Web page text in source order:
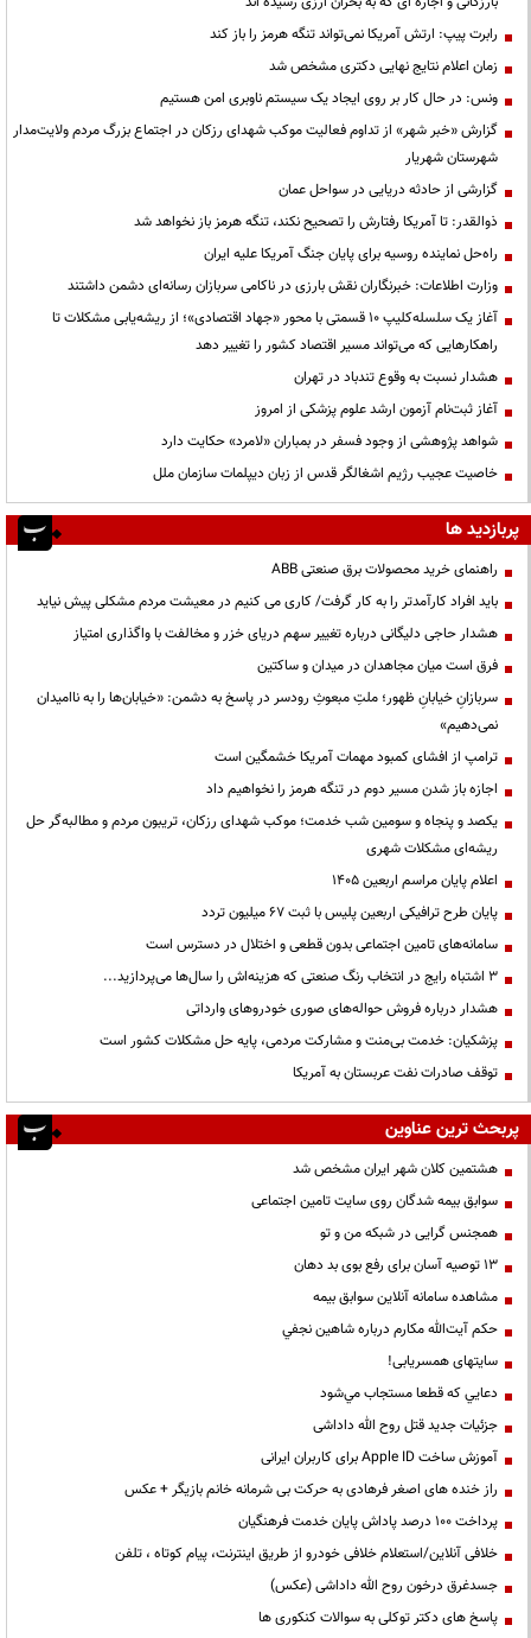
رابرت پیپ: ارتش آمریکا نمی‌تواند تنگه هرمز را باز کند
زمان اعلام نتایج نهایی دکتری مشخص شد
ونس: در حال کار بر روی ایجاد یک سیستم ناوبری امن هستیم
گزارش «خبر شهر» از تداوم فعالیت موکب شهدای رزکان در اجتماع بزرگ مردم ولایت‌مدار
شهرستان شهریار
گزارشی از حادثه دریایی در سواحل عمان
ذوالقدر: تا آمریکا رفتارش را تصحیح نکند، تنگه هرمز باز نخواهد شد
راه‌حل نماینده روسیه برای پایان جنگ آمریکا علیه ایران
وزارت اطلاعات: خبرنگاران نقش بارزی در ناکامی سربازان رسانه‌ای دشمن داشتند
آغاز یک سلسله‌کلیپ ۱۰ قسمتی با محور «جهاد اقتصادی»؛ از ریشه‌یابی مشکلات تا
راهکارهایی که می‌تواند مسیر اقتصاد کشور را تغییر دهد
هشدار نسبت به وقوع تندباد در تهران
آغاز ثبت‌نام آزمون ارشد علوم پزشکی از امروز
شواهد پژوهشی از وجود فسفر در بمباران «لامرد» حکایت دارد
خاصیت عجیب رژیم اشغالگر قدس از زبان دیپلمات سازمان ملل
پربازدید ها
راهنمای خرید محصولات برق صنعتی ABB
باید افراد کارآمدتر را به کار گرفت/ کاری می کنیم در معیشت مردم مشکلی پیش نیاید
هشدار حاجی دلیگانی درباره تغییر سهم دریای خزر و مخالفت با واگذاری امتیاز
فرق است میان مجاهدان در میدان و ساکتین
سربازانِ خیابانِ ظهور؛ ملتِ مبعوثِ رودسر در پاسخ به دشمن: «خیابان‌ها را به ناامیدان
نمی‌دهیم»
ترامپ از افشای کمبود مهمات آمریکا خشمگین است
اجازه باز شدن مسیر دوم در تنگه هرمز را نخواهیم داد
یکصد و پنجاه و سومین شب خدمت؛ موکب شهدای رزکان، تریبون مردم و مطالبه‌گر حل
ریشه‌ای مشکلات شهری
اعلام پایان مراسم اربعین ۱۴۰۵
پایان طرح ترافیکی اربعین پلیس با ثبت ۶۷ میلیون تردد
سامانه‌های تامین اجتماعی بدون قطعی و اختلال در دسترس است
3 اشتباه رایج در انتخاب رنگ صنعتی که هزینه‌اش را سال‌ها می‌پردازید...
هشدار درباره فروش حواله‌های صوری خودروهای وارداتی
پزشکیان: خدمت بی‌منت و مشارکت مردمی، پایه حل مشکلات کشور است
توقف صادرات نفت عربستان به آمریکا
پربحث ترین عناوین
هشتمین کلان شهر ایران مشخص شد
سوابق بیمه شدگان روی سایت تامین اجتماعی
همجنس گرایی در شبکه من و تو
13 توصیه آسان برای رفع بوی بد دهان
مشاهده سامانه آنلاين سوابق بیمه
حكم آيت‌الله مكارم درباره شاهين نجفي
سایتهای همسریابی!
دعايي كه قطعا مستجاب مي‌شود
جزئیات جدید قتل روح الله داداشی
آموزش ساخت Apple ID برای کاربران ایرانی
راز خنده های اصغر فرهادی به حرکت بی شرمانه خانم بازیگر + عکس
پرداخت ۱۰۰ درصد پاداش پایان خدمت فرهنگیان
خلافی آنلاین/استعلام خلافی خودرو از طریق اینترنت، پیام کوتاه ، تلفن
جسدغرق درخون روح الله داداشی (عکس)
پاسخ های دکتر توکلی به سوالات کنکوری ها